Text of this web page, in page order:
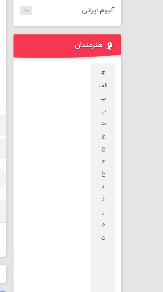
آلبوم ایرانی ۵۰
هنرمندان
#
الف
ب
پ
ت
ج
چ
ح
خ
د
ذ
ر
م
ن